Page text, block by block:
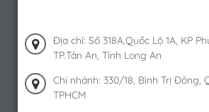
Địa chỉ: Số 318A,Quốc Lộ 1A, KP
TP.Tân An, Tỉnh Long An
Chi nhánh: 330/18, Bình Trị Đông,
TPHCM